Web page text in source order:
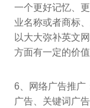
一个更好记忆、
业名称或者商标
以大大弥补英文
方面有一定的价值
6、网络广告推广
广告、关键词广